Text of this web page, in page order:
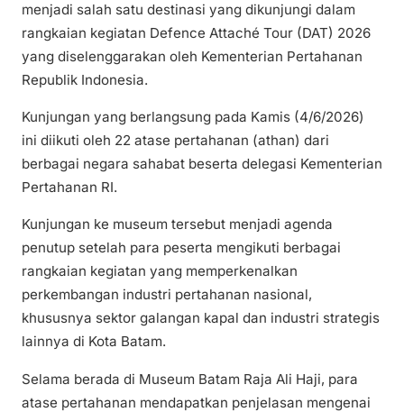
menjadi salah satu destinasi yang dikunjungi dalam
rangkaian kegiatan Defence Attaché Tour (DAT) 2026
yang diselenggarakan oleh Kementerian Pertahanan
Republik Indonesia.
Kunjungan yang berlangsung pada Kamis (4/6/2026)
ini diikuti oleh 22 atase pertahanan (athan) dari
berbagai negara sahabat beserta delegasi Kementerian
Pertahanan RI.
Kunjungan ke museum tersebut menjadi agenda
penutup setelah para peserta mengikuti berbagai
rangkaian kegiatan yang memperkenalkan
perkembangan industri pertahanan nasional,
khususnya sektor galangan kapal dan industri strategis
lainnya di Kota Batam.
Selama berada di Museum Batam Raja Ali Haji, para
atase pertahanan mendapatkan penjelasan mengenai